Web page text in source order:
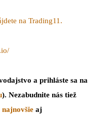
na Trading11.
a prihláste sa na
). Nezabudnite nás tiež
najnovšie aj